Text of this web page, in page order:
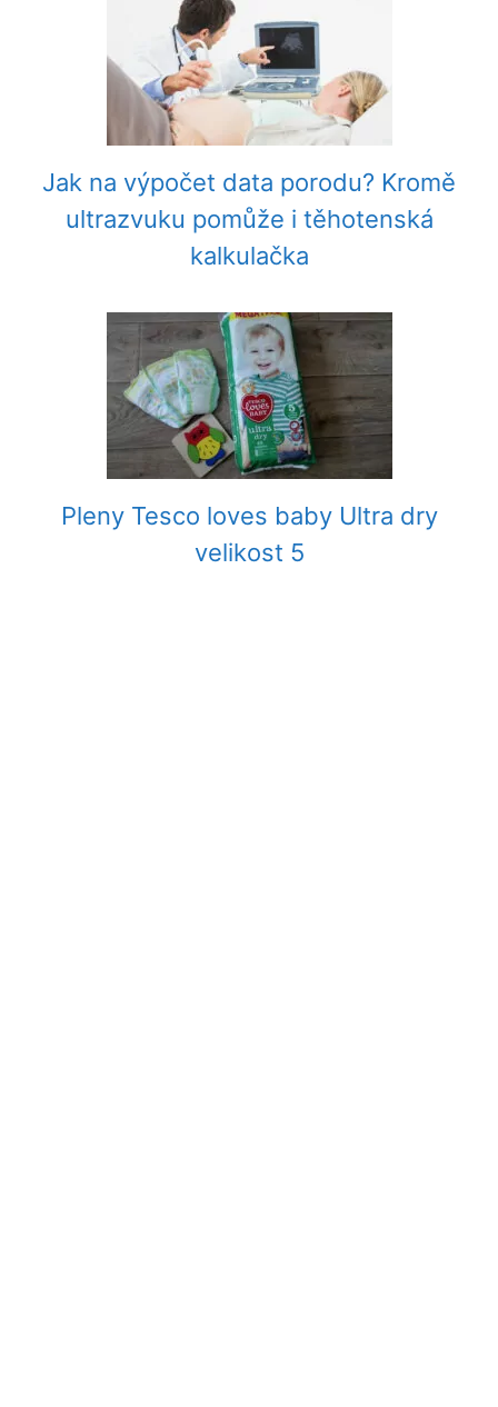
Jak na výpočet data porodu? Kromě
ultrazvuku pomůže i těhotenská
kalkulačka
Pleny Tesco loves baby Ultra dry
velikost 5